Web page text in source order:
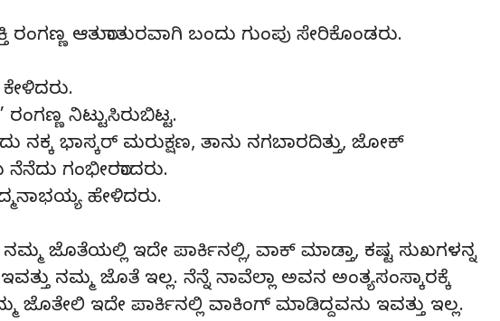
ರಂಗಣ್ಣ ಆತುರಾತುರವಾಗಿ ಬಂದು ಗುಂಪು ಸೇರಿಕೊಂಡರು.
ನಿಟ್ಟುಸಿರುಬಿಟ್ಟ.
ನಕ್ಕ ಭಾಸ್ಕರ್ ಮರುಕ್ಷಣ, ತಾನು ನಗಬಾರದಿತ್ತು, ಜೋಕ್
ಗಂಭೀರರಾದರು.
ಹೇಳಿದರು.
ಜೊತೆಯಲ್ಲಿ ಇದೇ ಪಾರ್ಕಿನಲ್ಲಿ, ವಾಕ್ ಮಾಡ್ತಾ, ಕಷ್ಟ ಸುಖಗಳನ್ನ
ನಮ್ಮ ಜೊತೆ ಇಲ್ಲ. ನೆನ್ನೆ ನಾವೆಲ್ಲಾ ಅವನ ಅಂತ್ಯಸಂಸ್ಕಾರಕ್ಕೆ
ಜೊತೇಲಿ ಇದೇ ಪಾರ್ಕಿನಲ್ಲಿ ವಾಕಿಂಗ್ ಮಾಡಿದ್ದವನು ಇವತ್ತು ಇಲ್ಲ.